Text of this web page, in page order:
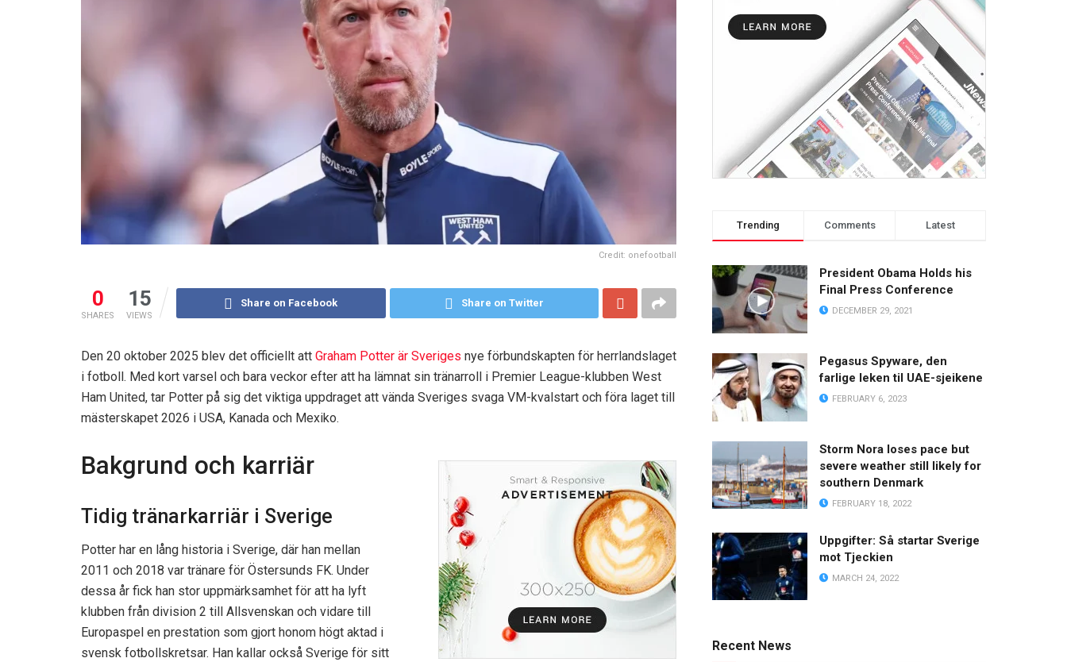
Credit: onefootball
0
SHARES
15
VIEWS
Share on Facebook Share on Twitter
Den 20 oktober 2025 blev det officiellt att Graham Potter är Sveriges nye förbundskapten för herrlandslaget
i fotboll. Med kort varsel och bara veckor efter att ha lämnat sin tränarroll i Premier League-klubben West
Ham United, tar Potter på sig det viktiga uppdraget att vända Sveriges svaga VM-kvalstart och föra laget till
mästerskapet 2026 i USA, Kanada och Mexiko.
Bakgrund och karriär
Tidig tränarkarriär i Sverige
Potter har en lång historia i Sverige, där han mellan
2011 och 2018 var tränare för Östersunds FK. Under
dessa år fick han stor uppmärksamhet för att ha lyft
klubben från division 2 till Allsvenskan och vidare till
Europaspel en prestation som gjort honom högt aktad i
svensk fotbollskretsar. Han kallar också Sverige för sitt
Trending Comments Latest
President Obama Holds his
Final Press Conference
DECEMBER 29, 2021
Pegasus Spyware, den
farlige leken til UAE-sjeikene
FEBRUARY 6, 2023
Storm Nora loses pace but
severe weather still likely for
southern Denmark
FEBRUARY 18, 2022
Uppgifter: Så startar Sverige
mot Tjeckien
MARCH 24, 2022
Recent News